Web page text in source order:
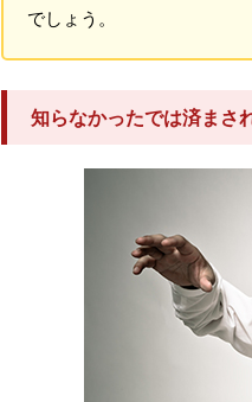
でしょう。
知らなかったでは済まさ